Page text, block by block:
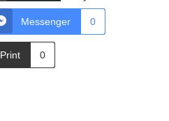
Messenger 0
Print 0